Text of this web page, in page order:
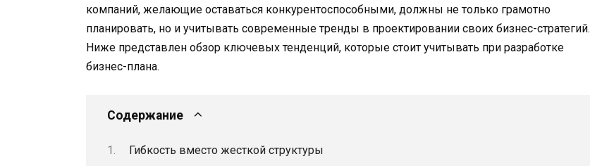
компаний, желающие оставаться конкурентоспособными, должны не только грамотно
планировать, но и учитывать современные тренды в проектировании своих бизнес-стратегий.
Ниже представлен обзор ключевых тенденций, которые стоит учитывать при разработке
бизнес-плана.
Содержание
Гибкость вместо жесткой структуры